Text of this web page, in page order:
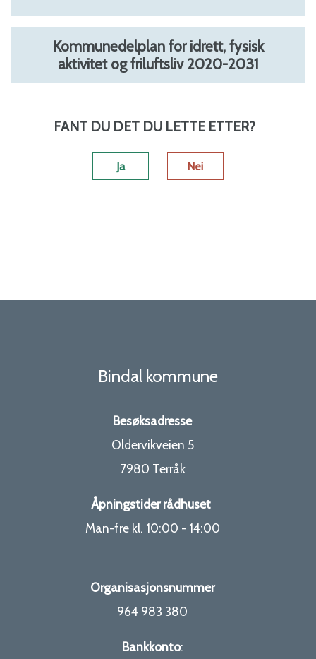
l
-
i
n
k
m
m
u
n
e
Kommunedelplan for idrett, fysisk
aktivitet og friluftsliv 2020-2031
FANT DU DET DU LETTE ETTER?
Ja Nei
Bindal kommune
Besøksadresse
Oldervikveien 5
7980 Terråk
Åpningstider rådhuset
Man-fre kl. 10:00 - 14:00
Organisasjonsnummer
964 983 380
Bankkonto: